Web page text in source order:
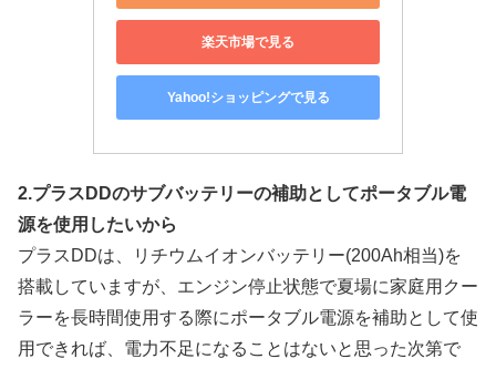
楽天市場で見る
Yahoo!ショッピングで見る
2.プラスDDのサブバッテリーの補助としてポータブル電
源を使用したいから
プラスDDは、リチウムイオンバッテリー(200Ah相当)を
搭載していますが、エンジン停止状態で夏場に家庭用クー
ラーを長時間使用する際にポータブル電源を補助として使
用できれば、電力不足になることはないと思った次第で